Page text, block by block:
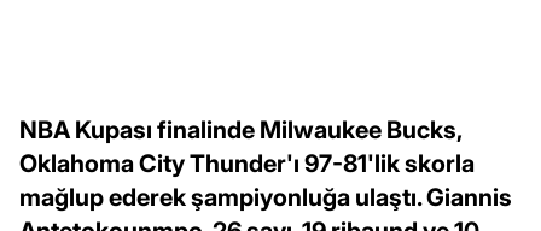
NBA Kupası finalinde Milwaukee Bucks,
Oklahoma City Thunder'ı 97-81'lik skorla
mağlup ederek şampiyonluğa ulaştı. Giannis